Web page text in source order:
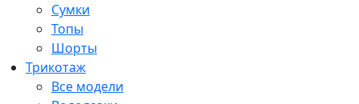
Сумки
Топы
Шорты
Трикотаж
Все модели